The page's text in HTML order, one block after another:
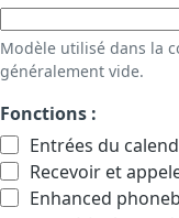
Modèle utilisé dans la
généralement vide.
Fonctions :
Entrées du
Recevoir et
Enhanced